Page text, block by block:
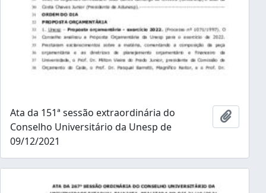
Ata da 151ª sessão extraordinária do
Conselho Universitário da Unesp de
09/12/2021